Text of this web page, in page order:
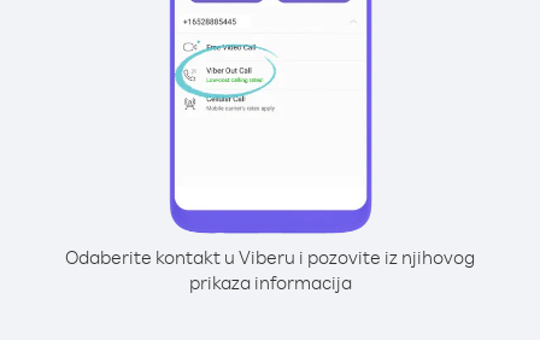
Odaberite kontakt u Viberu i pozovite iz njihovog
prikaza informacija